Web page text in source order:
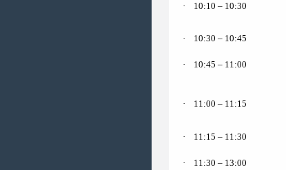
· 10:10 ‒ 10:30
·
10:30 – 10:45
·
10:45 – 11:00
· 11:00 – 11:15
·
11:15 ‒ 11:30
· 11:30 – 13:00